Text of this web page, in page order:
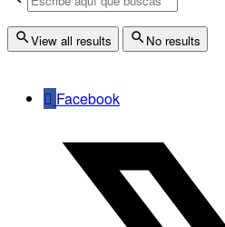
View all results No results
Facebook